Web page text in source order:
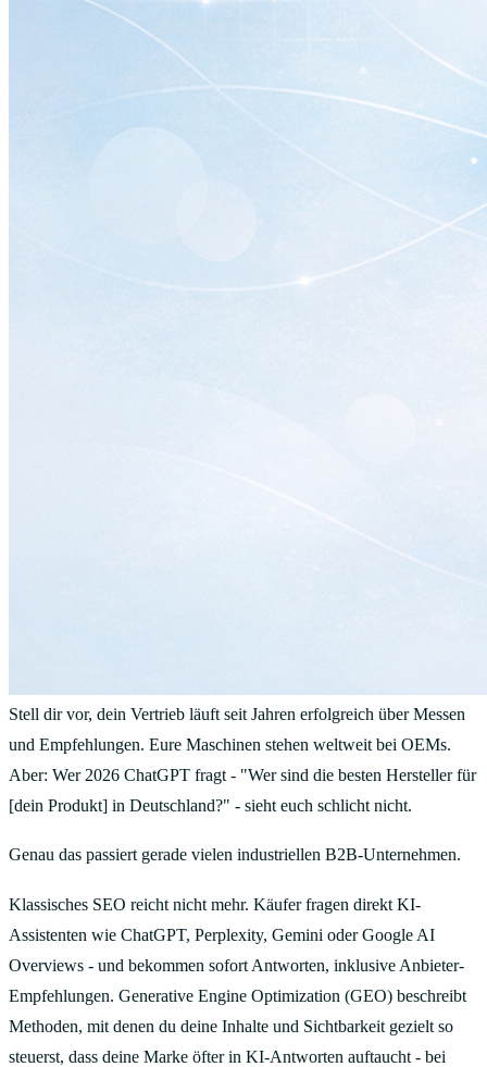
Stell dir vor, dein Vertrieb läuft seit Jahren erfolgreich über Messen
und Empfehlungen. Eure Maschinen stehen weltweit bei OEMs.
Aber: Wer 2026 ChatGPT fragt - "Wer sind die besten Hersteller für
[dein Produkt] in Deutschland?" - sieht euch schlicht nicht.
Genau das passiert gerade vielen industriellen B2B-Unternehmen.
Klassisches SEO reicht nicht mehr. Käufer fragen direkt KI-
Assistenten wie ChatGPT, Perplexity, Gemini oder Google AI
Overviews - und bekommen sofort Antworten, inklusive Anbieter-
Empfehlungen. Generative Engine Optimization (GEO) beschreibt
Methoden, mit denen du deine Inhalte und Sichtbarkeit gezielt so
steuerst, dass deine Marke öfter in KI-Antworten auftaucht - bei